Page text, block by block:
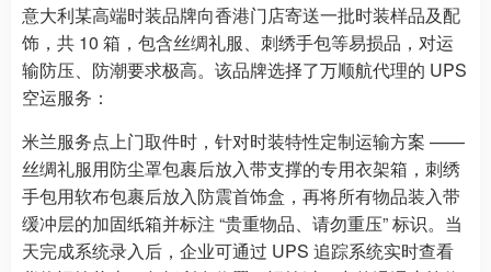
意大利某高端时装品牌向香港门店寄送一批时装样品及配
饰，共 10 箱，包含丝绸礼服、刺绣手包等易损品，对运
输防压、防潮要求极高。该品牌选择了万顺航代理的 UPS
空运服务：
米兰服务点上门取件时，针对时装特性定制运输方案 ——
丝绸礼服用防尘罩包裹后放入带支撑的专用衣架箱，刺绣
手包用软布包裹后放入防震首饰盒，再将所有物品装入带
缓冲层的加固纸箱并标注 “贵重物品、请勿重压” 标识。当
天完成系统录入后，企业可通过 UPS 追踪系统实时查看